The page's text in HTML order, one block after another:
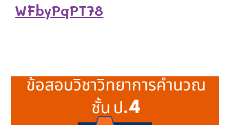
WFbyPqPT78